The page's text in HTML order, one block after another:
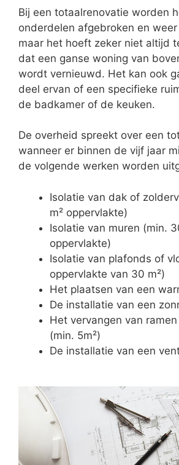
Bij een totaalrenovatie worden
onderdelen afgebroken en
maar het hoeft zeker niet altijd
dat een ganse woning van
wordt vernieuwd. Het kan ook
deel ervan of een specifieke
de badkamer of de keuken.
De overheid spreekt over een
wanneer er binnen de vijf jaar
de volgende werken worden
Isolatie van dak of
m² oppervlakte)
Isolatie van muren (min.
oppervlakte)
Isolatie van plafonds of
oppervlakte van 30 m²)
Het plaatsen van een
De installatie van een
Het vervangen van
(min. 5m²)
De installatie van een